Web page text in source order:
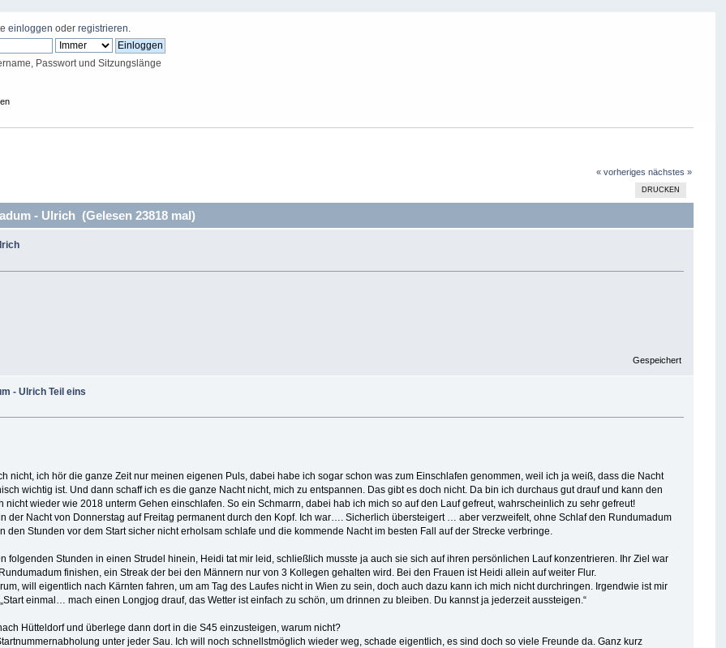
einloggen oderregistrieren.
Passwort und Sitzungslänge
« vorheriges nächstes »
DRUCKEN
- Ulrich (Gelesen 23818 mal)
Gespeichert
- Ulrich Teil eins
nicht, ich hör die ganze Zeit nur meinen eigenen Puls, dabei habe ich sogar schon was zum Einschlafen genommen, weil ich ja weiß, dass die Nacht
wichtig ist. Und dann schaff ich es die ganze Nacht nicht, mich zu entspannen. Das gibt es doch nicht. Da bin ich durchaus gut drauf und kann den
nicht wieder wie 2018 unterm Gehen einschlafen. So ein Schmarrn, dabei hab ich mich so auf den Lauf gefreut, wahrscheinlich zu sehr gefreut!
der Nacht von Donnerstag auf Freitag permanent durch den Kopf. Ich war…. Sicherlich übersteigert … aber verzweifelt, ohne Schlaf den Rundumadum
den Stunden vor dem Start sicher nicht erholsam schlafe und die kommende Nacht im besten Fall auf der Strecke verbringe.
folgenden Stunden in einen Strudel hinein, Heidi tat mir leid, schließlich musste ja auch sie sich auf ihren persönlichen Lauf konzentrieren. Ihr Ziel war
finishen, ein Streak der bei den Männern nur von 3 Kollegen gehalten wird. Bei den Frauen ist Heidi allein auf weiter Flur.
will eigentlich nach Kärnten fahren, um am Tag des Laufes nicht in Wien zu sein, doch auch dazu kann ich mich nicht durchringen. Irgendwie ist mir
einmal… mach einen Longjog drauf, das Wetter ist einfach zu schön, um drinnen zu bleiben. Du kannst ja jederzeit aussteigen.“
Hütteldorf und überlege dann dort in die S45 einzusteigen, warum nicht?
unter jeder Sau. Ich will noch schnellstmöglich wieder weg, schade eigentlich, es sind doch so viele Freunde da. Ganz kurz